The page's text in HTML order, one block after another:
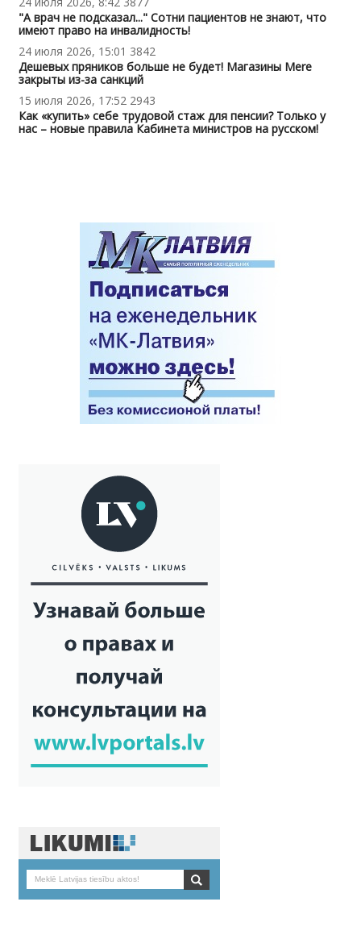
"А врач не подсказал..." Сотни пациентов не знают, что
имеют право на инвалидность!
24 июля 2026, 15:01 3842
Дешевых пряников больше не будет! Магазины Mere
закрыты из-за санкций
15 июля 2026, 17:52 2943
Как «купить» себе трудовой стаж для пенсии? Только у
нас – новые правила Кабинета министров на русском!